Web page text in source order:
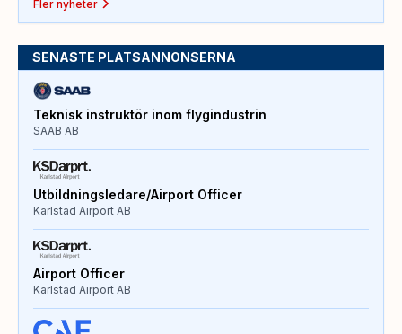
Fler nyheter
SENASTE PLATSANNONSERNA
Teknisk instruktör inom flygindustrin
SAAB AB
Utbildningsledare/Airport Officer
Karlstad Airport AB
Airport Officer
Karlstad Airport AB